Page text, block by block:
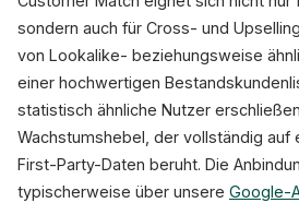
sondern auch für Cross- und
von Lookalike- beziehungsweise
einer hochwertigen
statistisch ähnliche Nutzer
Wachstumshebel, der vollständig auf
First-Party-Daten beruht. Die
typischerweise über unsere Google-